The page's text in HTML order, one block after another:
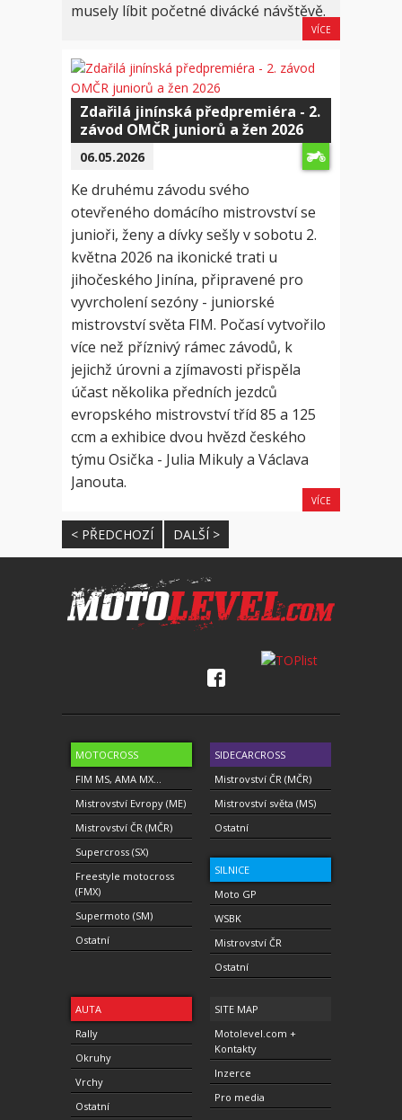
musely líbit početné divácké návštěvě.
VÍCE
Zdařilá jinínská předpremiéra - 2.
závod OMČR juniorů a žen 2026
06.05.2026
Ke druhému závodu svého
otevřeného domácího mistrovství se
junioři, ženy a dívky sešly v sobotu 2.
května 2026 na ikonické trati u
jihočeského Jinína, připravené pro
vyvrcholení sezóny - juniorské
mistrovství světa FIM. Počasí vytvořilo
více než příznivý rámec závodů, k
jejichž úrovni a zjímavosti přispěla
účast několika předních jezdců
evropského mistrovství tříd 85 a 125
ccm a exhibice dvou hvězd českého
týmu Osička - Julia Mikuly a Václava
Janouta.
VÍCE
< PŘEDCHOZÍ DALŠÍ >
MOTOCROSS
FIM MS, AMA MX...
Mistrovství Evropy (ME)
Mistrovství ČR (MČR)
Supercross (SX)
Freestyle motocross
(FMX)
Supermoto (SM)
Ostatní
SIDECARCROSS
Mistrovství ČR (MČR)
Mistrovství světa (MS)
Ostatní
SILNICE
Moto GP
WSBK
Mistrovství ČR
Ostatní
AUTA
Rally
Okruhy
Vrchy
Ostatní
SITE MAP
Motolevel.com +
Kontakty
Inzerce
Pro media